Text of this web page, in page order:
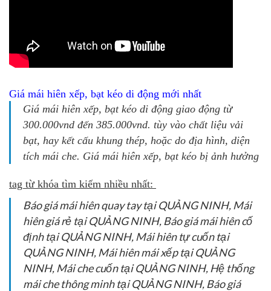
Giá mái hiên xếp, bạt kéo di động mới nhất
Giá mái hiên xếp, bạt kéo di động giao động từ
300.000vnd đến 385.000vnd. tùy vào chất liệu vải
bạt, hay kết cấu khung thép, hoặc do địa hình, diện
tích mái che. Giá mái hiên xếp, bạt kéo bị ảnh hưởng
tag từ khóa tìm kiếm nhiều nhất:
Báo giá mái hiên quay tay tại QUẢNG NINH, Mái
hiên giá rẻ tại QUẢNG NINH, Báo giá mái hiên cố
định tại QUẢNG NINH, Mái hiên tự cuốn tại
QUẢNG NINH, Mái hiên mái xếp tại QUẢNG
NINH, Mái che cuốn tại QUẢNG NINH, Hệ thống
mái che thông minh tại QUẢNG NINH, Báo giá